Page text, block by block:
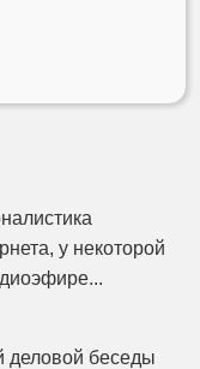
у некоторой
деловой беседы